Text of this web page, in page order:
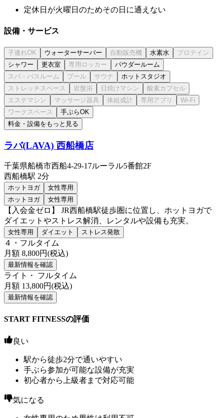
定休日が火曜日のためその日に通えない
設備・サービス
ウォーターサーバー
水素水
シャワー
更衣室
パウダールーム
ホットスタジオ
手ぶらOK
料金・設備をもっと見る
ラバ(LAVA) 西船橋店
千葉県船橋市西船4-29-17ルーラル5番館2F
西船橋駅 2分
ホットヨガ
女性専用
ホットヨガ
女性専用
【入会金ゼロ】 JR西船橋駅徒歩圏に位置し、ホットヨガで
ダイエットやストレス解消、レンタルや設備も充実。
女性専用 ダイエット ストレス発散
４・フルタイム
月額 8,800円(税込)
最新情報を確認
ライト・ フルタイム
月額 13,800円(税込)
最新情報を確認
START FITNESSの評価
良い
駅から徒歩2分で通いやすい
手ぶら参加が可能な設備が充実
初心者から上級者まで対応可能
気になる